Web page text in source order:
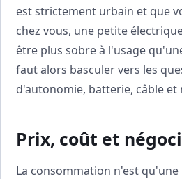
est strictement urbain et que
chez vous, une petite
être plus sobre à l'usage
faut alors basculer vers les
d'autonomie, batterie, câble et
Prix, coût et
La consommation n'est